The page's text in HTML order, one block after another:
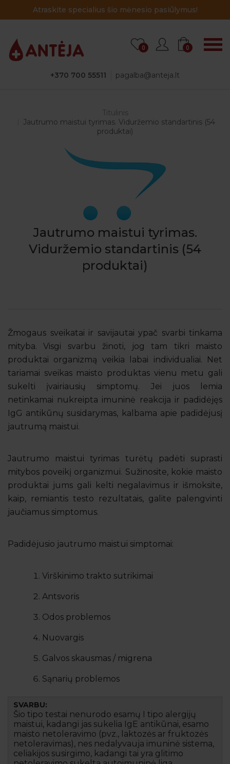
Atraskite specialius šio mėnesio pasiūlymus!
+370 700 55511 pagalba@anteja.lt
0 0
Titulinis
Jautrumo maistui tyrimas. Viduržemio standartinis (54
produktai)
Jautrumo maistui tyrimas.
Viduržemio standartinis (54
produktai)
Žmogaus sveikatai ir savijautai ypač svarbi tinkama
mityba. Visgi svarbu žinoti, jog tam tikri maisto
produktai organizmą veikia labai individualiai. Net
tariamai sveikas maisto produktas vienu metu gali
sukelti įvairiausių simptomų. Jei juos lemia
netinkamai nukreipta imuninė reakcija ir padidėjęs
IgG antikūnų susidarymas, kalbama apie padidėjusį
jautrumą maistui.
Jautrumo maistui tyrimas turėtų padėti suprasti
mitybos poveikį organizmui. Sužinosite, kokie maisto
produktai jums gali kelti negalavimus ir išmoksite,
kaip, remiantis testo rezultatais, galite palengvinti
jaučiamus simptomus.
Padidėjusio jautrumo maistui simptomai:
Virškinimo trakto sutrikimai
Antsvoris
Odos problemos
Nuovargis
Galvos skausmas / migrena
Sąnarių problemos
SVARBU:
Šio tipo testai nenurodo esamų I tipo alergijų
maistui, kadangi jas sukelia IgE antikūnai, esamo
maisto netoleravimo (pvz., laktozės ar fruktozės
netoleravimas), nes nedalyvauja imuninė sistema,
celiakijos susirgimo, kadangi tai yra glitimo